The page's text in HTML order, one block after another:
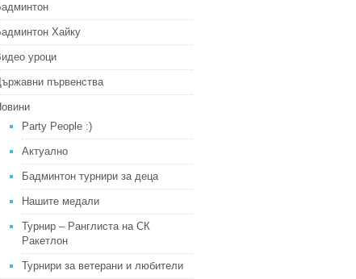
Хайку
уроци
първенства
Party People :)
Актуално
Бадминтон турнири за деца
Нашите медали
Турнир – Ранглиста на СК
Ракетлон
Турнири за ветерани и любители